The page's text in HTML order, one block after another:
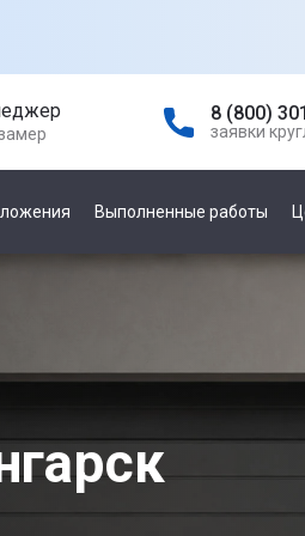
8 (800)
заявки
По производителю
Выполненные работы